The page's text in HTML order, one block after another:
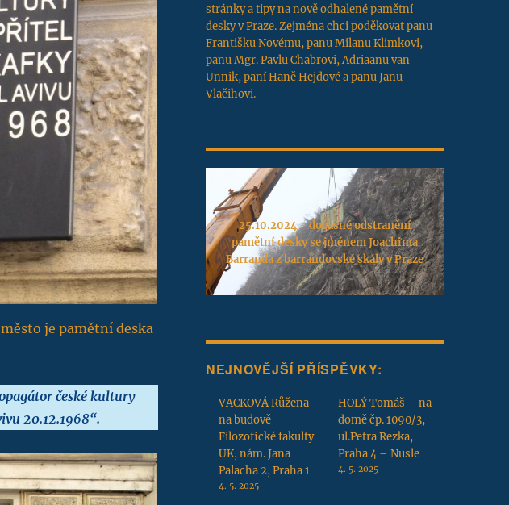
je pamětní deska
české kultury
20.12.1968“.
stránky a tipy na nově odhalené pamětní
desky v Praze. Zejména chci poděkovat panu
Františku Novému, panu Milanu Klimkovi,
panu Mgr. Pavlu Chabrovi, Adriaanu van
Unnik, paní Haně Hejdové a panu Janu
Vlačihovi.
25.10.2024 - dočasné odstranění
pamětní desky se jménem Joachima
Barranda z barrandovské skály v Praze
NEJNOVĚJŠÍ PŘÍSPĚVKY:
VACKOVÁ Růžena –
na budově
Filozofické fakulty
UK, nám. Jana
Palacha 2, Praha 1
4. 5. 2025
HOLÝ Tomáš – na
domě čp. 1090/3,
ul.Petra Rezka,
Praha 4 – Nusle
4. 5. 2025